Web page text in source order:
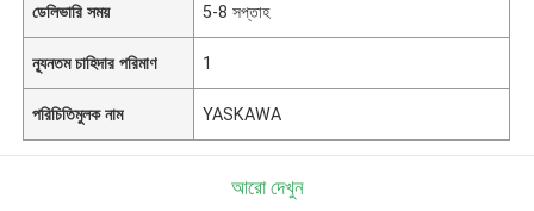
ডেলিভারি সময় 5-8 সপ্তাহ
ন্যূনতম চাহিদার পরিমাণ 1
পরিচিতিমুলক নাম YASKAWA
আরো দেখুন